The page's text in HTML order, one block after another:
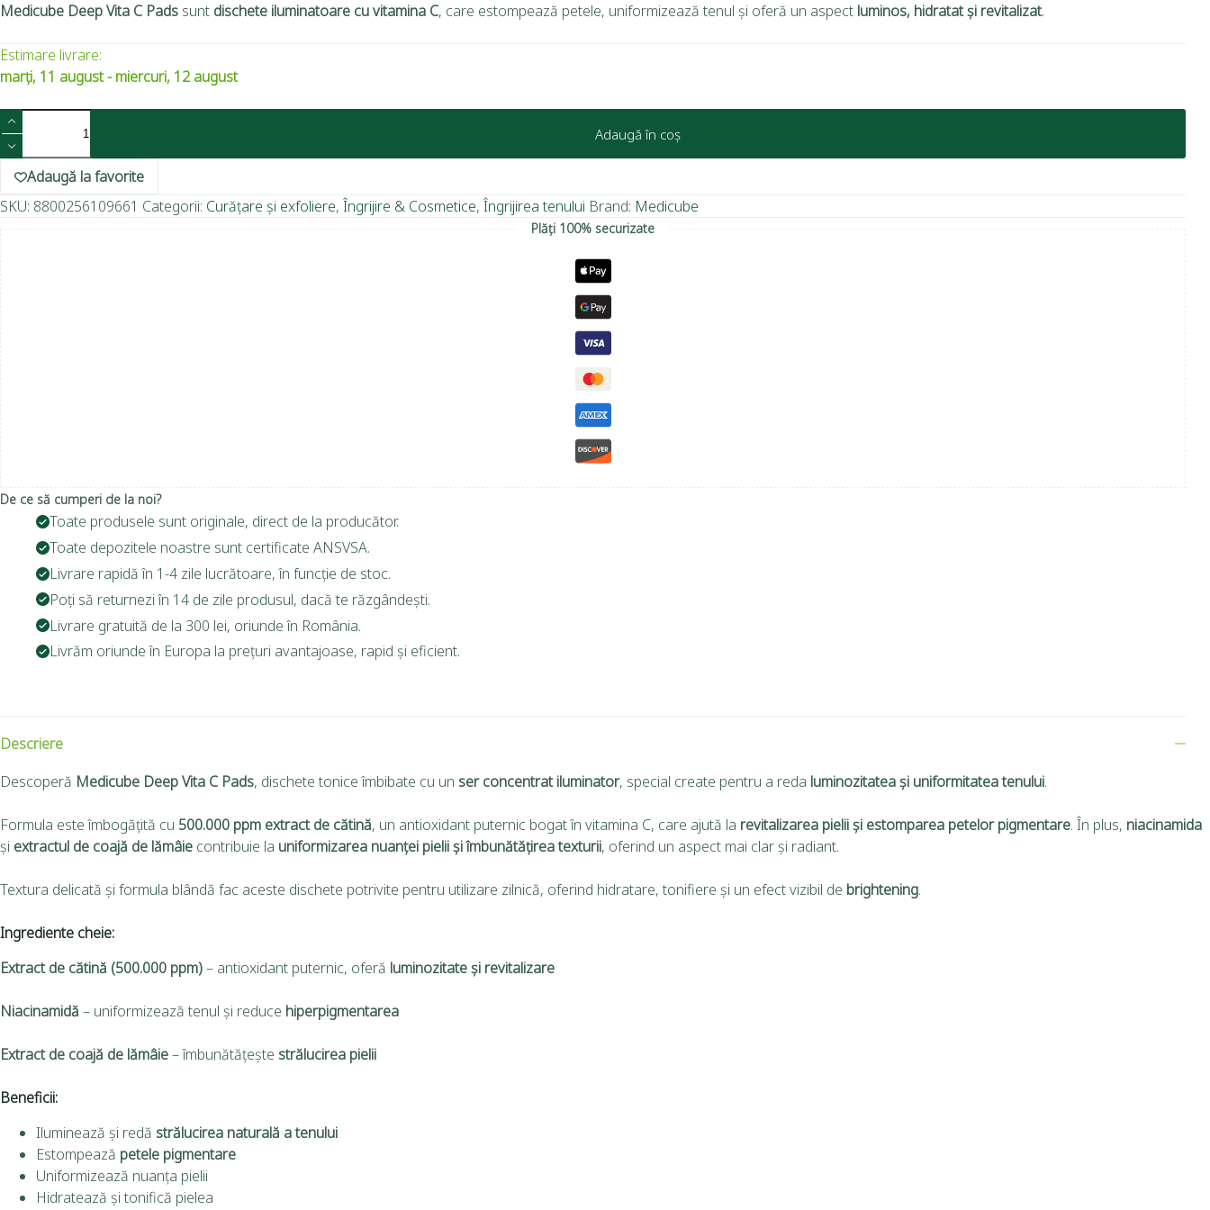
Medicube Deep Vita C Pads sunt dischete iluminatoare cu vitamina C, care estompează petele, uniformizează tenul și oferă un aspect luminos, hidratat și revitalizat.
Estimare livrare:
marți, 11 august - miercuri, 12 august
Adaugă în coș
Adaugă la favorite
SKU: 8800256109661 Categorii: Curățare și exfoliere, Îngrijire & Cosmetice, Îngrijirea tenului Brand: Medicube
Plăți 100% securizate
De ce să cumperi de la noi?
Toate produsele sunt originale, direct de la producător.
Toate depozitele noastre sunt certificate ANSVSA.
Livrare rapidă în 1-4 zile lucrătoare, în funcție de stoc.
Poți să returnezi în 14 de zile produsul, dacă te răzgândești.
Livrare gratuită de la 300 lei, oriunde în România.
Livrăm oriunde în Europa la prețuri avantajoase, rapid și eficient.
Descriere
Descoperă Medicube Deep Vita C Pads, dischete tonice îmbibate cu un ser concentrat iluminator, special create pentru a reda luminozitatea și uniformitatea tenului.
Formula este îmbogățită cu 500.000 ppm extract de cătină, un antioxidant puternic bogat în vitamina C, care ajută la revitalizarea pielii și estomparea petelor pigmentare. În plus, niacinamida
și extractul de coajă de lămâie contribuie la uniformizarea nuanței pielii și îmbunătățirea texturii, oferind un aspect mai clar și radiant.
Textura delicată și formula blândă fac aceste dischete potrivite pentru utilizare zilnică, oferind hidratare, tonifiere și un efect vizibil de brightening.
Ingrediente cheie:
Extract de cătină (500.000 ppm)– antioxidant puternic, oferă luminozitate și revitalizare
Niacinamidă – uniformizează tenul și reduce hiperpigmentarea
Extract de coajă de lămâie– îmbunătățește strălucirea pielii
Beneficii:
Iluminează și redă strălucirea naturală a tenului
Estompează petele pigmentare
Uniformizează nuanța pielii
Hidratează și tonifică pielea